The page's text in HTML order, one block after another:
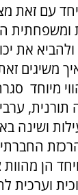
עם זאת
את
משיגים
מיוחד
ושינה
הן
וערכית